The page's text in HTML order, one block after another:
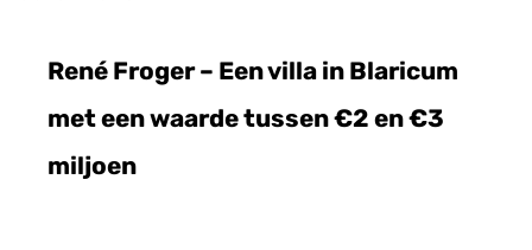
René Froger – Een villa in Blaricum
met een waarde tussen €2 en €3
miljoen